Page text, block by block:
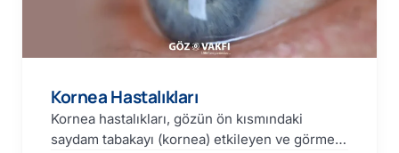
Kornea Hastalıkları
Kornea hastalıkları, gözün ön kısmındaki
saydam tabakayı (kornea) etkileyen ve görmeyi